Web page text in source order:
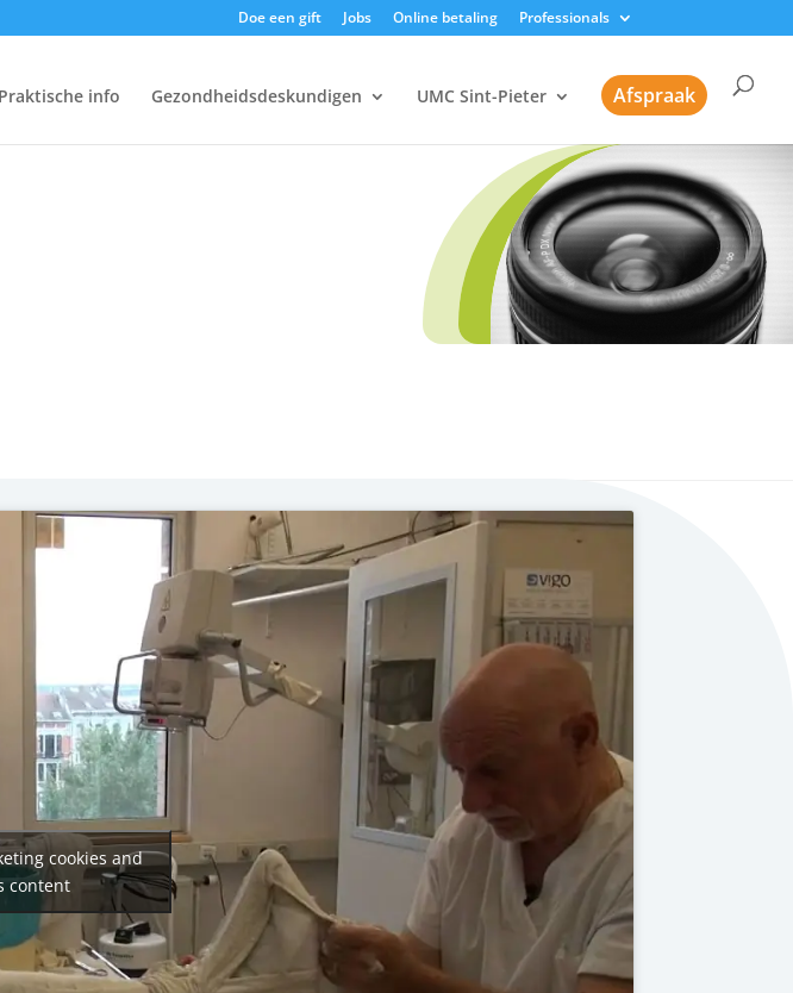
Doe een gift Jobs Online betaling Professionals
Praktische info Gezondheidsdeskundigen UMC Sint-Pieter Afspraak
cookies and
content